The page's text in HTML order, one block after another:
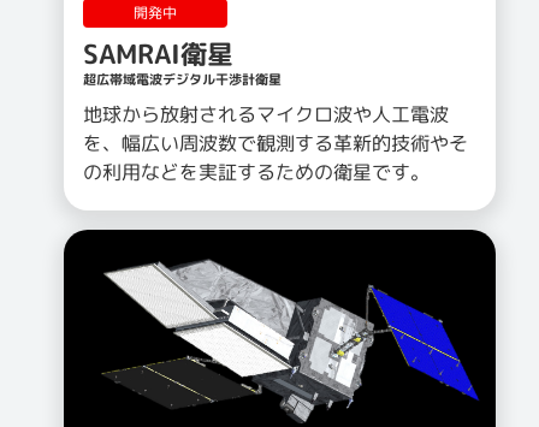
開発中
SAMRAI衛星
超広帯域電波デジタル干渉計衛星
地球から放射されるマイクロ波や人工電波
を、幅広い周波数で観測する革新的技術やそ
の利用などを実証するための衛星です。